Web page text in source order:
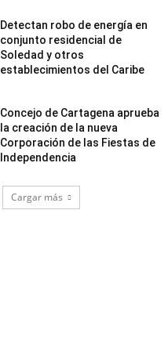
Detectan robo de energía en
conjunto residencial de
Soledad y otros
establecimientos del Caribe
Concejo de Cartagena aprueba
la creación de la nueva
Corporación de las Fiestas de
Independencia
Cargar más